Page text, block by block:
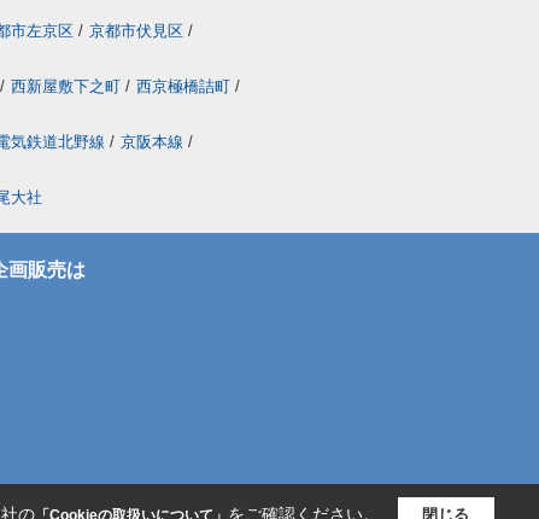
市左京区 / 京都市伏見区 /
/ 西新屋敷下之町 / 西京極橋詰町 /
気鉄道北野線 / 京阪本線 /
大社
画販売は
の「Cookieの取扱いについて」 をご確認ください。 閉じる